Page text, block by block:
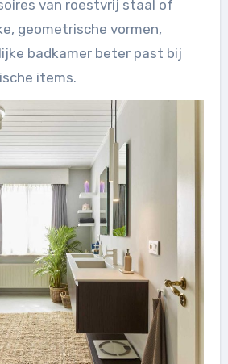
van roestvrij staal of
geometrische vormen,
badkamer beter past bij
items.